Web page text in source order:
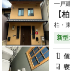
一戸
【
柏・
新型